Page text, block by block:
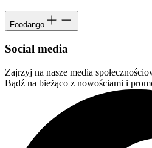
Foodango
Social media
Zajrzyj na nasze media
Bądź na bieżąco z nowościami i